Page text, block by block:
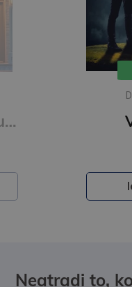
Strīdus ābols. Auroras Tīgārdenas mistērijas
Neatradi to,